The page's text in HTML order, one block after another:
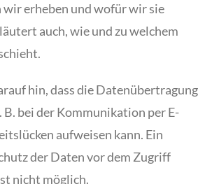
wir erheben und wofür wir sie
auch, wie und zu welchem
hin, dass die Datenübertragung
B. bei der Kommunikation per E-
aufweisen kann. Ein
der Daten vor dem Zugriff
nicht möglich.